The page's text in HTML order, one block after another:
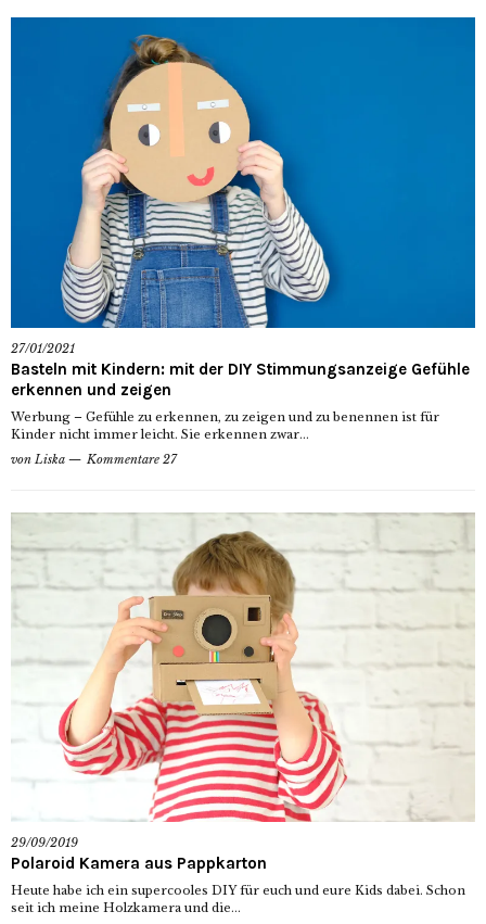
27/01/2021
Basteln mit Kindern: mit der DIY Stimmungsanzeige Gefühle
erkennen und zeigen
Werbung – Gefühle zu erkennen, zu zeigen und zu benennen ist für
Kinder nicht immer leicht. Sie erkennen zwar...
von Liska Kommentare 27
29/09/2019
Polaroid Kamera aus Pappkarton
Heute habe ich ein supercooles DIY für euch und eure Kids dabei. Schon
seit ich meine Holzkamera und die...